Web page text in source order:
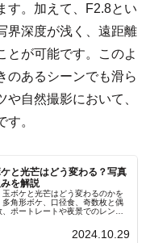
す。加えて、F2.8とい
界深度が浅く、遠距離
とが可能です。このよ
のあるシーンでも滑ら
自然撮影において、
。
と光芒はどう変わる？写真
を解説
ボケと光芒はどう変わるのかを
角形ボケ、口径食、奇数枚と偶
ポートレートや夜景でのレンズ
2024.10.29